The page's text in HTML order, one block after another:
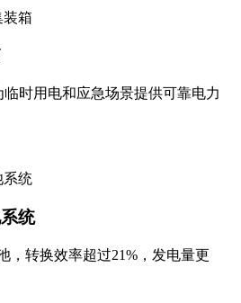
时用电和应急场景提供可靠电力
统
，转换效率超过21%，发电量更